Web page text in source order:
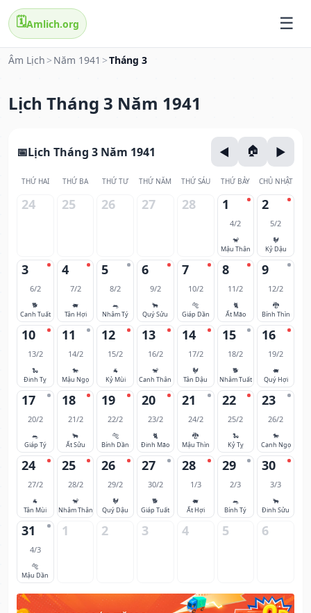
🗓️Amlich.org
Âm Lịch > Năm 1941 >Tháng 3
Lịch Tháng 3 Năm 1941
Lịch Tháng 3 Năm 1941
THỨ HAI THỨ BA THỨ TƯ THỨ NĂM THỨ SÁU THỨ BẢY CHỦ NHẬT
24 25 26 27 28 1
4/2
🐒
Mậu Thân
2
5/2
🐓
Kỷ Dậu
3
6/2
🐕
Canh Tuất
4
7/2
🐖
Tân Hợi
5
8/2
🐀
Nhâm Tý
6
9/2
🐂
Quý Sửu
7
10/2
🐅
Giáp Dần
8
11/2
🐈
Ất Mão
9
12/2
🐉
Bính Thìn
10
13/2
🐍
Đinh Tỵ
11
14/2
🐎
Mậu Ngọ
12
15/2
🐐
Kỷ Mùi
13
16/2
🐒
Canh Thân
14
17/2
🐓
Tân Dậu
15
18/2
🐕
Nhâm Tuất
16
19/2
🐖
Quý Hợi
17
20/2
🐀
Giáp Tý
18
21/2
🐂
Ất Sửu
19
22/2
🐅
Bính Dần
20
23/2
🐈
Đinh Mão
21
24/2
🐉
Mậu Thìn
22
25/2
🐍
Kỷ Tỵ
23
26/2
🐎
Canh Ngọ
24
27/2
🐐
Tân Mùi
25
28/2
🐒
Nhâm Thân
26
29/2
🐓
Quý Dậu
27
30/2
🐕
Giáp Tuất
28
1/3
🐖
Ất Hợi
29
2/3
🐀
Bính Tý
30
3/3
🐂
Đinh Sửu
31
4/3
🐅
Mậu Dần
1 2 3 4 5 6